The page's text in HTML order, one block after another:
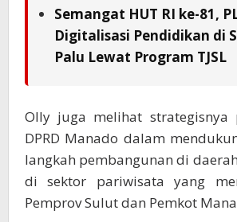
Semangat HUT RI ke-81,
Digitalisasi Pendidikan di
Palu Lewat Program TJSL
Olly juga melihat strategisnya
DPRD Manado dalam
langkah pembangunan di
di sektor pariwisata yang
Pemprov Sulut dan Pemkot